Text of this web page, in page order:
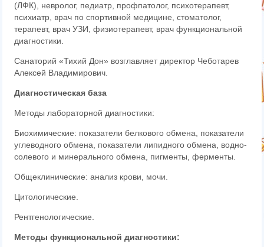
(ЛФК), невролог, педиатр, профпатолог, психотерапевт,
психиатр, врач по спортивной медицине, стоматолог,
терапевт, врач УЗИ, физиотерапевт, врач функциональной
диагностики.
Санаторий «Тихий Дон» возглавляет директор Чеботарев
Алексей Владимирович.
Диагностическая база
Методы лабораторной диагностики:
Биохимические: показатели белкового обмена, показатели
углеводного обмена, показатели липидного обмена, водно-
солевого и минерального обмена, пигменты, ферменты.
Общеклинические: анализ крови, мочи.
Цитологические.
Рентгенологические.
Методы функциональной диагностики: